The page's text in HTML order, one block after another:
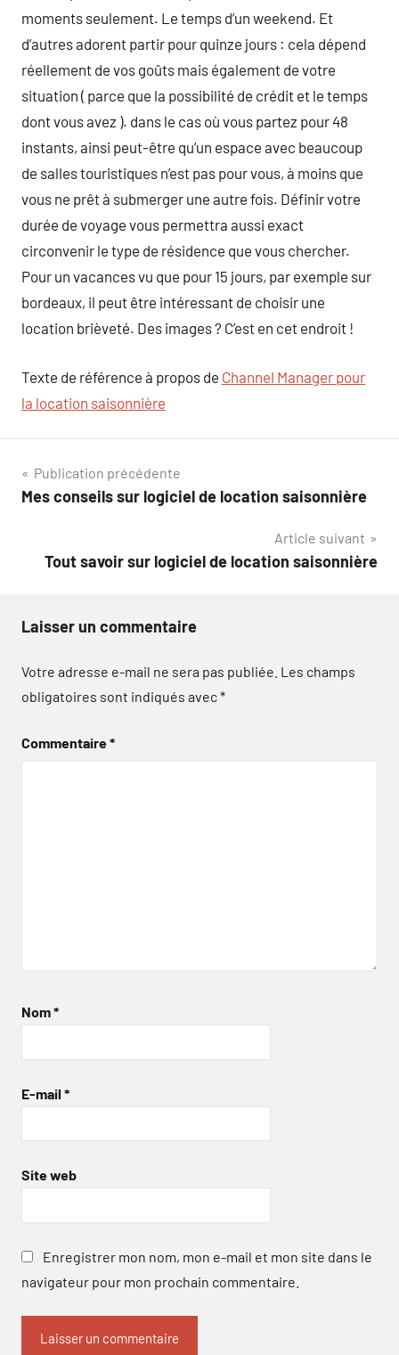
moments seulement. Le temps d’un weekend. Et
d’autres adorent partir pour quinze jours : cela dépend
réellement de vos goûts mais également de votre
situation ( parce que la possibilité de crédit et le temps
dont vous avez ). dans le cas où vous partez pour 48
instants, ainsi peut-être qu’un espace avec beaucoup
de salles touristiques n’est pas pour vous, à moins que
vous ne prêt à submerger une autre fois. Définir votre
durée de voyage vous permettra aussi exact
circonvenir le type de résidence que vous chercher.
Pour un vacances vu que pour 15 jours, par exemple sur
bordeaux, il peut être intéressant de choisir une
location brièveté. Des images ? C’est en cet endroit !
Texte de référence à propos de Channel Manager pour
la location saisonnière
Navigation
de
Publication précédente
Mes conseils sur logiciel de location saisonnière
Article suivant
Tout savoir sur logiciel de location saisonnière
Laisser un commentaire
Votre adresse e-mail ne sera pas publiée. Les champs
obligatoires sont indiqués avec*
Commentaire*
Nom*
E-mail *
Site web
Enregistrer mon nom, mon e-mail et mon site dans le
navigateur pour mon prochain commentaire.